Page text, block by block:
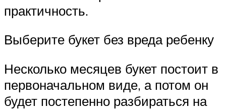
практичность.
Выберите букет без вреда ребенку
Несколько месяцев букет постоит в
первоначальном виде, а потом он
будет постепенно разбираться на